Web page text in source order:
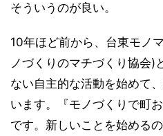
そういうのが良い。
10年ほど前から、台東モノ
ノづくりのマチづくり協会)
ない自主的な活動を始めて
います。『モノづくりで町
です。新しいことを始める